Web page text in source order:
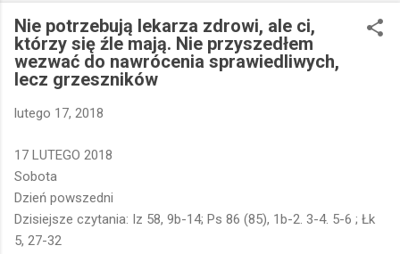
Nie potrzebują lekarza zdrowi, ale ci,
którzy się źle mają. Nie przyszedłem
wezwać do nawrócenia sprawiedliwych,
lecz grzeszników
lutego 17, 2018
17 LUTEGO 2018
Sobota
Dzień powszedni
Dzisiejsze czytania: Iz 58, 9b-14; Ps 86 (85), 1b-2. 3-4. 5-6 ; Łk
5, 27-32